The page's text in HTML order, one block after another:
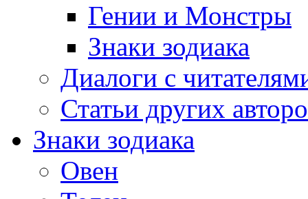
Гении и Монстры
Знаки зодиака
Диалоги с
Статьи других
Знаки зодиака
Овен